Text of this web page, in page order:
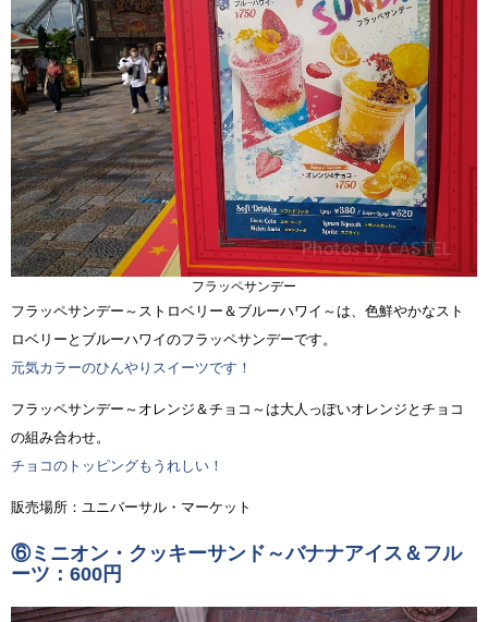
フラッペサンデー
フラッペサンデー～ストロベリー＆ブルーハワイ～は、色鮮やかなスト
ロベリーとブルーハワイのフラッペサンデーです。
元気カラーのひんやりスイーツです！
フラッペサンデー～オレンジ＆チョコ～は大人っぽいオレンジとチョコ
の組み合わせ。
チョコのトッピングもうれしい！
販売場所：ユニバーサル・マーケット
⑥ミニオン・クッキーサンド～バナナアイス＆フル
ーツ：600円